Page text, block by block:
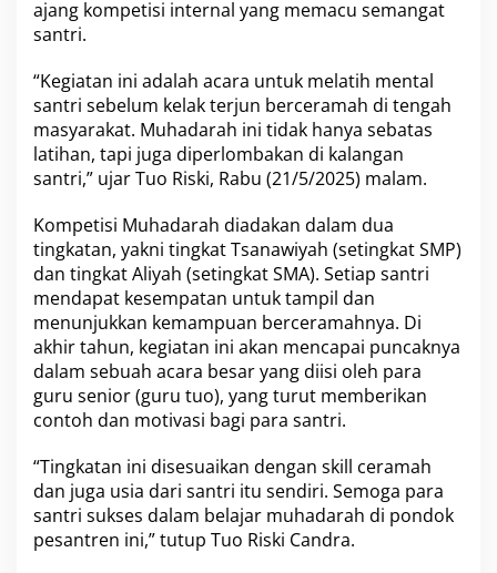
a
e
n
M
a
d
a
t
u
l
I
l
m
i
N
u
r
l
I
k
l
ajang kompetisi internal yang memacu semangat
santri.
“Kegiatan ini adalah acara untuk melatih mental
santri sebelum kelak terjun berceramah di tengah
masyarakat. Muhadarah ini tidak hanya sebatas
latihan, tapi juga diperlombakan di kalangan
santri,” ujar Tuo Riski, Rabu (21/5/2025) malam.
Kompetisi Muhadarah diadakan dalam dua
tingkatan, yakni tingkat Tsanawiyah (setingkat SMP)
dan tingkat Aliyah (setingkat SMA). Setiap santri
mendapat kesempatan untuk tampil dan
menunjukkan kemampuan berceramahnya. Di
akhir tahun, kegiatan ini akan mencapai puncaknya
dalam sebuah acara besar yang diisi oleh para
guru senior (guru tuo), yang turut memberikan
contoh dan motivasi bagi para santri.
“Tingkatan ini disesuaikan dengan skill ceramah
dan juga usia dari santri itu sendiri. Semoga para
santri sukses dalam belajar muhadarah di pondok
pesantren ini,” tutup Tuo Riski Candra.